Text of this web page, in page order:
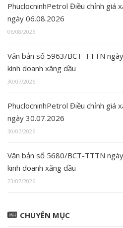
PhuclocninhPetrol Điều chỉnh giá
ngày 06.08.2026
06/08/2026
Văn bản số 5963/BCT-TTTN
kinh doanh xăng dầu
30/07/2026
PhuclocninhPetrol Điều chỉnh giá
ngày 30.07.2026
30/07/2026
Văn bản số 5680/BCT-TTTN
kinh doanh xăng dầu
23/07/2026
CHUYÊN MỤC